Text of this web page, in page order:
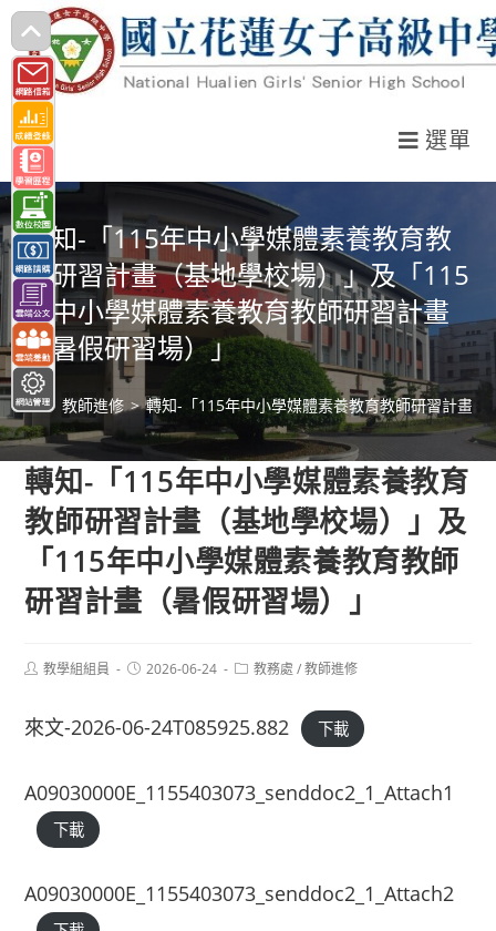
跳
轉
至
主
要
內
容
選單
轉知-「115年中小學媒體素養教育教
師研習計畫（基地學校場）」及「115
年中小學媒體素養教育教師研習計畫
（暑假研習場）」
> 教師進修 > 轉知-「115年中小學媒體素養教育教師研習計畫
轉知-「115年中小學媒體素養教育
教師研習計畫（基地學校場）」及
「115年中小學媒體素養教育教師
研習計畫（暑假研習場）」
Post教學組組員
Post2026-06-24
Post教務處 / 教師進修
來文-2026-06-24T085925.882 下載
A09030000E_1155403073_senddoc2_1_Attach1
下載
A09030000E_1155403073_senddoc2_1_Attach2